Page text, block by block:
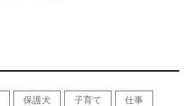
保護犬 子育て 仕事